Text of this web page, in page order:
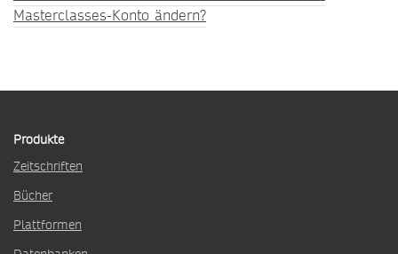
Masterclasses-Konto ändern?
Produkte
Zeitschriften
Bücher
Plattformen